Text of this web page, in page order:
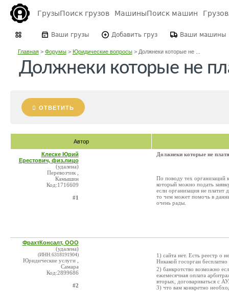
ГрузыПоиск грузов МашиныПоиск машин
Ваши грузы Добавить груз Ваши машины
Главная> Форумы> Юридические вопросы> Должнеки которые не ...
Должнеки которые не
ОТВЕТИТЬ
Автор
Клеске Юрий
Ерестович, физ.лицо
(удалена)
Перевозчик ,
Камышин
Код:1716609
#1
Должнеки которые не
По поводу тех организаций
который можно подать
если организация не
то чем может помочь в
очень рады.
ФрахтКонсалт, ООО
(удалена)
(ИНН:6318191904)
Юридические услуги ,
Самара
Код:2899686
#2
1) сайта нет. Есть реестр о
Никакой госорган
2) банкротство возможно
ежемесячная оплата
вторых, договариваться с АУ.
3) что вам конкретно